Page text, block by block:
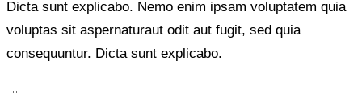
Dicta sunt explicabo. Nemo enim ipsam voluptatem quia
voluptas sit aspernaturaut odit aut fugit, sed quia
consequuntur. Dicta sunt explicabo.